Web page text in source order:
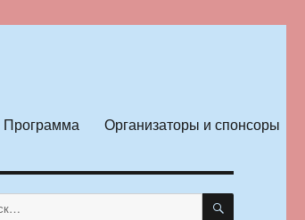
Программа Организаторы и спонсоры
ПОИСК